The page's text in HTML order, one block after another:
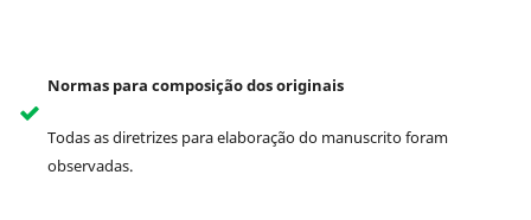
Normas para composição dos originais
Todas as diretrizes para elaboração do manuscrito foram
observadas.